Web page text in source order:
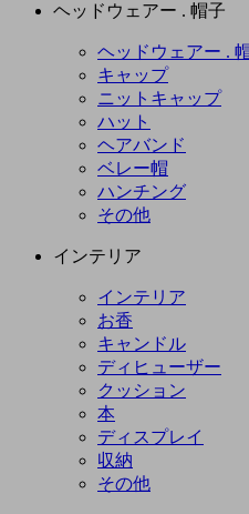
ヘッドウェアー . 帽子
ヘッドウェアー .
キャップ
ニットキャップ
ハット
ヘアバンド
ベレー帽
ハンチング
その他
インテリア
インテリア
お香
キャンドル
ディヒューザー
クッション
本
ディスプレイ
収納
その他